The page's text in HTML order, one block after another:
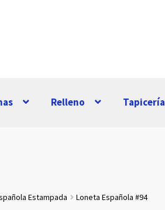
Relleno Tapicería
Estampada Loneta Española #94